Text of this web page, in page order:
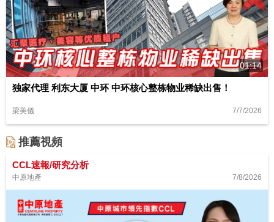
01:14
独家代理 利东大厦 中环 中环核心整栋物业稀缺出售！
梁美儀 7/7/2026
推薦視頻
CCL速報/研究分析
中原地產 7/8/2026